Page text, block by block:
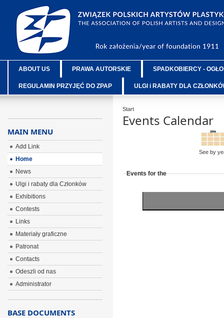
ABOUT US PRAWA AUTORSKIE SPADKOBIERCY -
REGULAMIN PRZYJĘĆ DO ZPAP ULGI i RABATY DLA
Start
Events Calendar
See by
Events for the
MAIN MENU
Add Link
Home
News
Ulgi i rabaty dla Członków
Exhibitions
Contests
Links
Materiały graficzne
Patronat
Contacts
Odeszli od nas
Administrator
BASE DOCUMENTS